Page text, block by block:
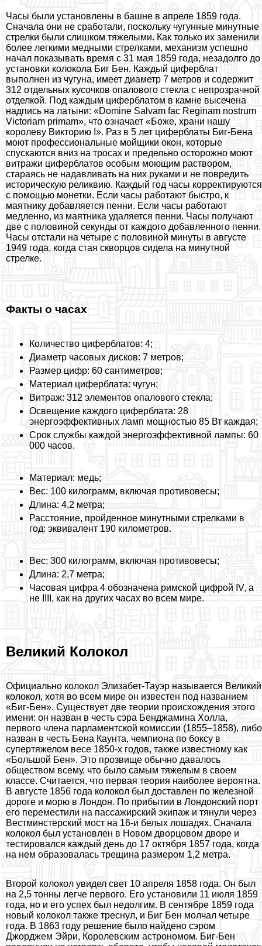
Часы были установлены в башне в апреле 1859 года.
Сначала они не сработали, поскольку чугунные минутные
стрелки были слишком тяжелыми. Как только их заменили
более легкими медными стрелками, механизм успешно
начал показывать время с 31 мая 1859 года, незадолго до
установки колокола Биг Бен. Каждый циферблат
выполнен из чугуна, имеет диаметр 7 метров и содержит
312 отдельных кусочков опалового стекла с непрозрачной
отделкой. Под каждым циферблатом в камне высечена
надпись на латыни: «Domine Salvam fac Reginam nostrum
Victoriam primam», что означает «Боже, храни нашу
королеву Викторию I». Раз в 5 лет циферблаты Биг-Бена
моют профессиональные мойщики окон, которые
спускаются вниз на тросах и предельно осторожно моют
витражи циферблатов особым моющим раствором,
стараясь не надавливать на них руками и не повредить
историческую реликвию. Каждый год часы корректируются
с помощью монетки. Если часы работают быстро, к
маятнику добавляется пенни. Если часы работают
медленно, из маятника удаляется пенни. Часы получают
две с половиной секунды от каждого добавленного пенни.
Часы отстали на четыре с половиной минуты в августе
1949 года, когда стая скворцов сидела на минутной
стрелке.
Факты о часах
Количество циферблатов: 4;
Диаметр часовых дисков: 7 метров;
Размер цифр: 60 сантиметров;
Материал циферблата: чугун;
Витраж: 312 элементов опалового стекла;
Освещение каждого циферблата: 28
энергоэффективных ламп мощностью 85 Вт каждая;
Срок службы каждой энергоэффективной лампы: 60
000 часов.
Материал: медь;
Вес: 100 килограмм, включая противовесы;
Длина: 4,2 метра;
Расстояние, пройденное минутными стрелками в
год: эквивалент 190 километров.
Вес: 300 килограмм, включая противовесы;
Длина: 2,7 метра;
Часовая цифра 4 обозначена римской цифрой IV, а
не IIII, как на других часах во всем мире.
Великий Колокол
Официально колокол Элизабет-Тауэр называется Великий
колокол, хотя во всем мире он известен под названием
«Биг-Бен». Существует две теории происхождения этого
имени: он назван в честь сэра Бенджамина Холла,
первого члeна парламентской комиссии (1855–1858), либо
назван в честь Бена Каунта, чемпиона по боксу в
супертяжелом весе 1850-х годов, также известному как
«Большой Бен». Это прозвище обычно давалось
обществом всему, что было самым тяжелым в своем
классе. Считается, что первая теория наиболее вероятна.
В августе 1856 года колокол был доставлен по железной
дороге и морю в Лондон. По прибытии в Лондонский порт
его переместили на пассажирский экипаж и тянули через
Вестминстерский мост на 16-и белых лошадях. Сначала
колокол был установлен в Новом дворцовом дворе и
тестировался каждый день до 17 октября 1857 года, когда
на нем образовалась трещина размером 1,2 метра.
Второй колокол увидел свет 10 апреля 1858 года. Он был
на 2,5 тонны легче первого. Его установили 11 июля 1859
года, но и его успех был недолгим. В сентябре 1859 года
новый колокол также треснул, и Биг Бен молчал четыре
года. В 1863 году решение было найдено сэром
Джорджем Эйри, Королевским астрономом. Биг-Бен